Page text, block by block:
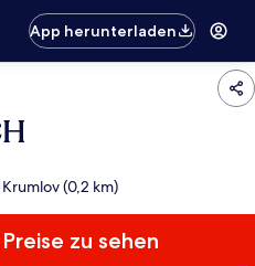
App herunterladen
(0,2 km)
zu sehen